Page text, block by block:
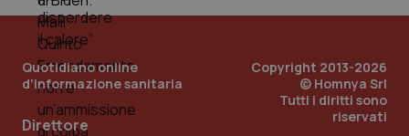
Quotidiano online
d'informazione sanitaria
Direttore
Copyright 2013-2026
© Homnya Srl
Tutti i diritti sono
riservati